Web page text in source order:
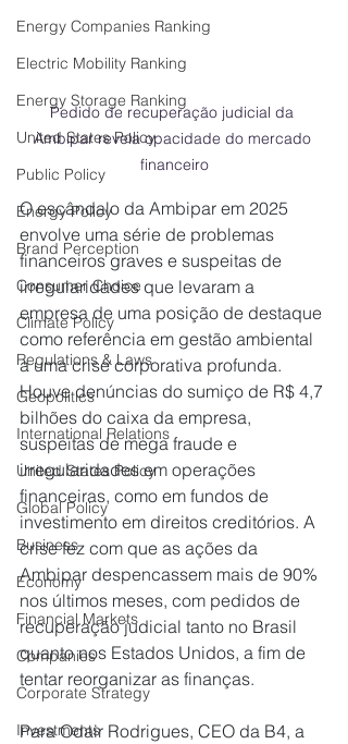
Energy Companies Ranking
Electric Mobility Ranking
Energy Storage Ranking
United States Policy
Public Policy
Energy Policy
Brand Perception
Consumer Choice
Climate Policy
Regulations & Laws
Geopolitics
International Relations
United States Policy
Global Policy
Business
Economy
Financial Markets
Companies
Corporate Strategy
Investments
Pedido de recuperação judicial da
Ambipar revela opacidade do mercado
financeiro
O escândalo da Ambipar em 2025
envolve uma série de problemas
financeiros graves e suspeitas de
irregularidades que levaram a
empresa de uma posição de destaque
como referência em gestão ambiental
a uma crise corporativa profunda.
Houve denúncias do sumiço de R$ 4,7
bilhões do caixa da empresa,
suspeitas de mega fraude e
irregularidades em operações
financeiras, como em fundos de
investimento em direitos creditórios. A
crise fez com que as ações da
Ambipar despencassem mais de 90%
nos últimos meses, com pedidos de
recuperação judicial tanto no Brasil
quanto nos Estados Unidos, a fim de
tentar reorganizar as finanças.
Para Odair Rodrigues, CEO da B4, a